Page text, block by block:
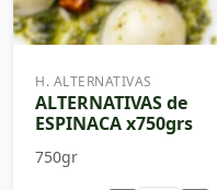
H. ALTERNATIVAS
ALTERNATIVAS de
ESPINACA x750grs
750gr